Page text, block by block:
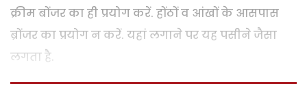
क्रीम बोंजर का ही प्रयोग करें. होंठों व आंखों के आसपास
ब्रोंजर का प्रयोग न करें. यहां लगाने पर यह पसीने जैसा
लगता है.